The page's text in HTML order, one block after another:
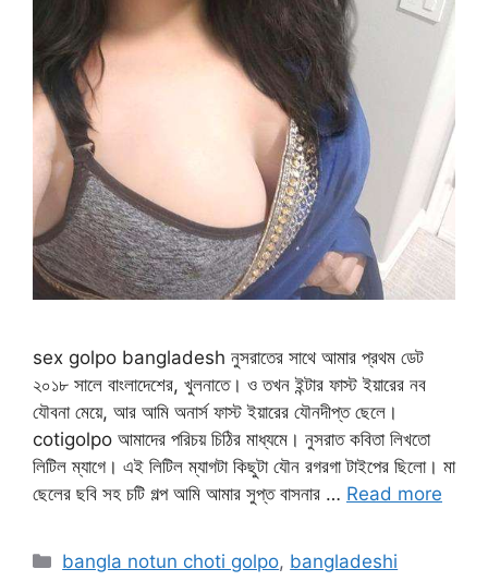
sex golpo bangladesh নুসরাতের সাথে আমার প্রথম ডেট
২০১৮ সালে বাংলাদেশের, খুলনাতে। ও তখন ইন্টার ফাস্ট ইয়ারের নব
যৌবনা মেয়ে, আর আমি অনার্স ফাস্ট ইয়ারের যৌনদীপ্ত ছেলে।
cotigolpo আমাদের পরিচয় চিঠির মাধ্যমে। নুসরাত কবিতা লিখতো
লিটিল ম্যাগে। এই লিটিল ম্যাগটা কিছুটা যৌন রগরগা টাইপের ছিলো। মা
ছেলের ছবি সহ চটি গল্প আমি আমার সুপ্ত বাসনার … Read more
Categories
bangla notun choti golpo, bangladeshi